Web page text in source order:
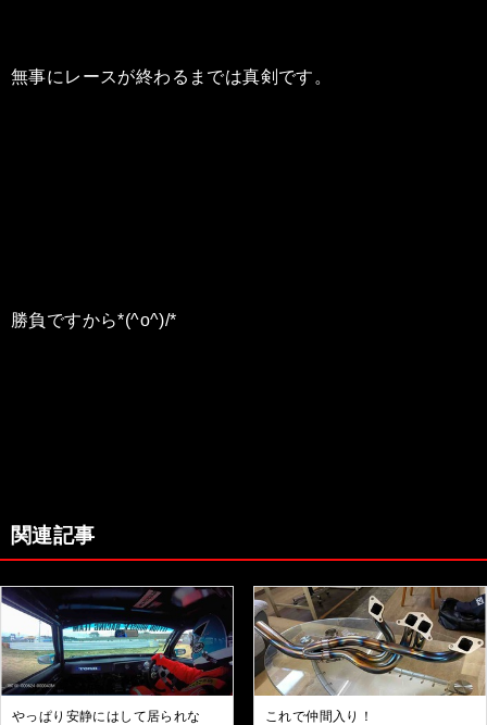
無事にレースが終わるまでは真剣です。
勝負ですから*(^o^)/*
関連記事
やっぱり安静にはして居られな
これで仲間入り！